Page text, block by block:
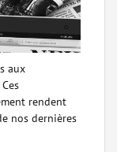
aux
rendent
nos dernières